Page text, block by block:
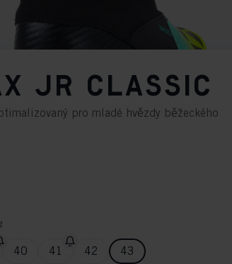
JR CLASSIC
pro mladé hvězdy běžeckého
40 41 42 43